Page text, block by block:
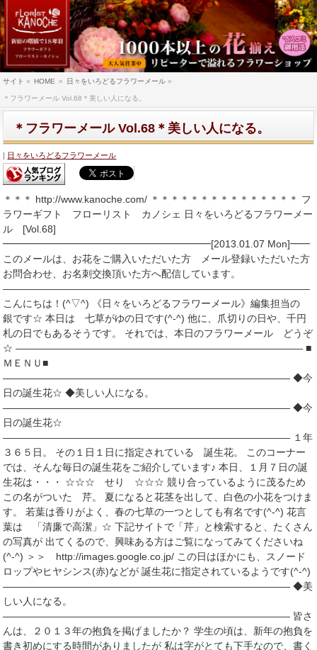
サイト » HOME » 日々をいろどるフラワーメール »
＊フラワーメール Vol.68＊美しい人になる。
＊フラワーメール Vol.68＊美しい人になる。
日々をいろどるフラワーメール
＊＊＊ http://www.kanoche.com/ ＊＊＊＊＊＊＊＊＊＊＊＊＊＊＊ フ
ラワーギフト フローリスト カノシェ 日々をいろどるフラワーメー
ル [Vol.68]
━━━━━━━━━━━━━━━━━━━━━[2013.01.07 Mon]━━
このメールは、お花をご購入いただいた方 メール登録いただいた方
お問合わせ、お名刺交換頂いた方へ配信しています。
―――――――――――――――――――――――――――――――
こんにちは！(^▽^) 《日々をいろどるフラワーメール》編集担当の
銀です☆ 本日は 七草がゆの日です(^-^) 他に、爪切りの日や、千円
札の日でもあるそうです。 それでは、本日のフラワーメール どうぞ
☆ ――――――――――――――――――――――――――――― ■
ＭＥＮＵ■
――――――――――――――――――――――――――――― ◆今
日の誕生花☆ ◆美しい人になる。
――――――――――――――――――――――――――――― ◆今
日の誕生花☆
――――――――――――――――――――――――――――― １年
３６５日。 その１日１日に指定されている 誕生花。 このコーナー
では、そんな毎日の誕生花をご紹介しています♪ 本日、１月７日の誕
生花は・・・ ☆☆☆ せり ☆☆☆ 競り合っているように茂るため
この名がついた 芹。 夏になると花茎を出して、白色の小花をつけま
す。 若葉は香りがよく、春の七草の一つとしても有名です(^-^) 花言
葉は 「清廉で高潔」☆ 下記サイトで「芹」と検索すると、たくさん
の写真が 出てくるので、興味ある方はご覧になってみてくださいね
(^-^) ＞＞ http://images.google.co.jp/ この日はほかにも、スノード
ロップやヒヤシンス(赤)などが 誕生花に指定されているようです(^-^)
――――――――――――――――――――――――――――― ◆美
しい人になる。
――――――――――――――――――――――――――――― 皆さ
んは、２０１３年の抱負を掲げましたか？ 学生の頃は、新年の抱負を
書き初めにする時間がありましたが 私は字がとても下手なので、書く